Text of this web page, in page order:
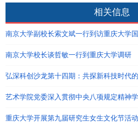
相关信息
南京大学副校长索文斌一行到访重庆大学
南京大学校长谈哲敏一行到重庆大学调研
弘深科创沙龙第十四期：共探新科技时代
艺术学院党委深入贯彻中央八项规定精神
重庆大学开展第九届研究生女生文化节活动